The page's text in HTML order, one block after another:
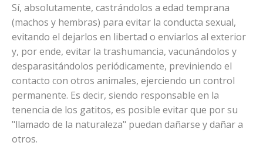
Sí, absolutamente, castrándolos a edad temprana
(machos y hembras) para evitar la conducta sexual,
evitando el dejarlos en libertad o enviarlos al exterior
y, por ende, evitar la trashumancia, vacunándolos y
desparasitándolos periódicamente, previniendo el
contacto con otros animales, ejerciendo un control
permanente. Es decir, siendo responsable en la
tenencia de los gatitos, es posible evitar que por su
"llamado de la naturaleza" puedan dañarse y dañar a
otros.